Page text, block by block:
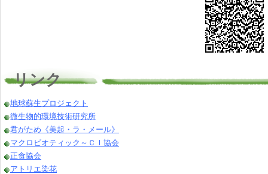
リンク
地球蘇生プロジェクト
微生物的環境技術研究所
君がため《美起・ラ・メール》
マクロビオティック～ＣＩ協会
正食協会
アトリエ染花